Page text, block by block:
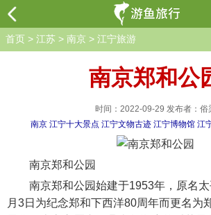
首页 > 江苏 > 南京 > 江宁旅游
南京郑和公
时间：2022-09-29 发布者：俗
南京 江宁十大景点 江宁文物古迹 江宁博物馆 江
南京郑和公园
南京郑和公园始建于1953年，原名太
月3日为纪念郑和下西洋80周年而更名为